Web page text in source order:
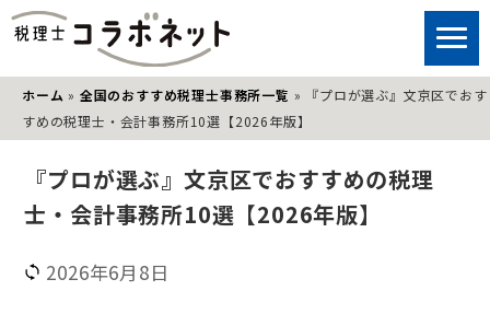
ホーム » 全国のおすすめ税理士事務所一覧 » 『プロが選ぶ』文京区でおす
すめの税理士・会計事務所10選【2026年版】
『プロが選ぶ』文京区でおすすめの税理
士・会計事務所10選【2026年版】
2026年6月8日